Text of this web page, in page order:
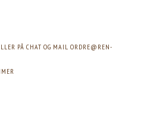
PÅ CHAT OG MAIL ORDRE@REN-